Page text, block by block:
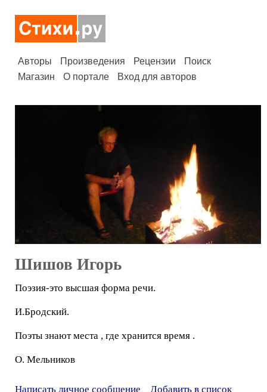
Авторы Произведения Рецензии
Поиск
Магазин
О портале Вход для авторов
Шишов Игорь
Поэзия-это высшая форма речи.
И.Бродский.
Поэты знают места , где хранится время .
О. Мельников
Написать личное сообщение
Добавить в список